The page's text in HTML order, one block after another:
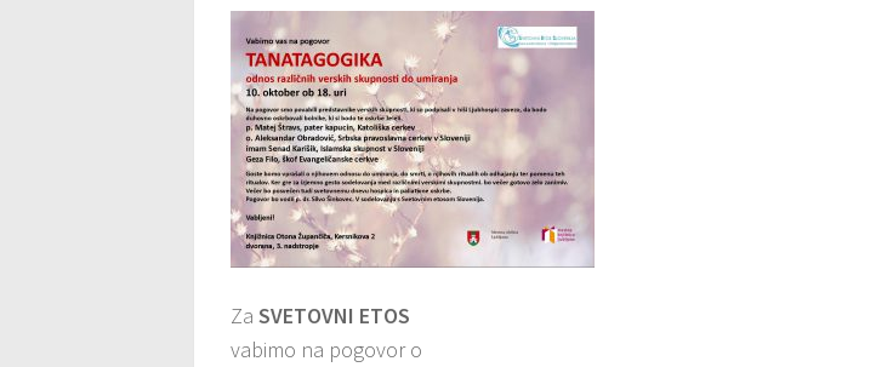
Za SVETOVNI ETOS
vabimo na pogovor o